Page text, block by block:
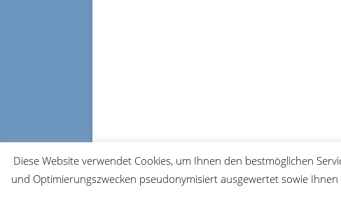
© 2026 FRM-TV
Diese Website verwendet Cookies, um Ihnen den bestmöglichen
und Optimierungszwecken pseudonymisiert ausgewertet sowie